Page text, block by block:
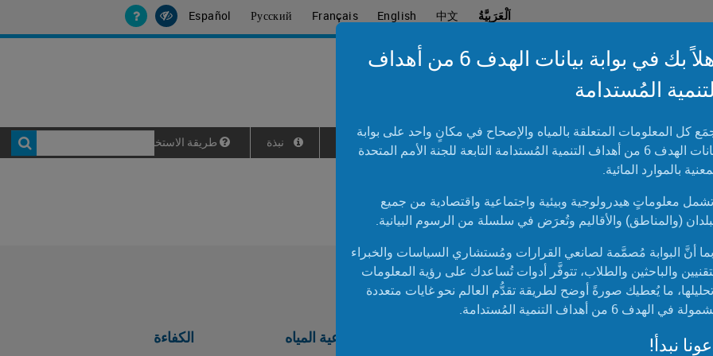
اَلْعَرَبِيَّةُ 中文
English
Français
Русский
Español
الخرائط مخططات بيانية الجداول مختبر البيانات نبذة طريقة الاستخدام
لمحات سريعة
الحالة العالمية
النظافة الصحية‬ نوعية المياه الكفاءة
أهلاً بك في بوابة بيانات الهدف 6 من أهداف
المُستدامة
كل المعلومات المتعلقة بالمياه والإصحاح في مكانٍ واحد على بوابة
بيانات الهدف 6 من أهداف التنمية المُستدامة التابعة للجنة الأمم المتحدة
بالموارد المائية.
معلوماتٍ هيدرولوجية وبيئية واجتماعية واقتصادية من جميع
(والمناطق) والأقاليم وتُعرَض في سلسلة من الرسوم البيانية.
أنَّ البوابة مُصمَّمة لصانعي القرارات ومُستشاري السياسات والخبراء
والباحثين والطلاب، تتوفَّر أدوات تُساعدك على رؤية المعلومات
ما يُعطيك صورةً أوضح لطريقة تقدُّم العالم نحو غايات متعددة
في الهدف 6 من أهداف التنمية المُستدامة.
نبدأ!